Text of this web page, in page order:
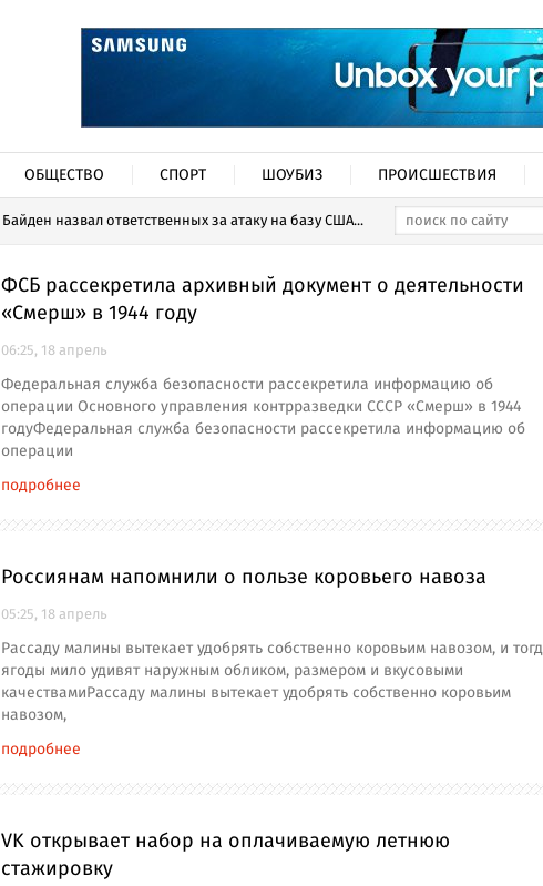
ОБЩЕСТВО СПОРТ ШОУБИЗ ПРОИСШЕСТВИЯ
Байден назвал ответственных за атаку на базу США...
ФСБ рассекретила архивный документ о деятельности
«Смерш» в 1944 году
06:25, 18 апрель
Федеральная служба безопасности рассекретила информацию об
операции Основного управления контрразведки СССР «Смерш» в 1944
годуФедеральная служба безопасности рассекретила информацию об
операции
подробнее
Россиянам напомнили о пользе коровьего навоза
05:25, 18 апрель
Рассаду малины вытекает удобрять собственно коровьим навозом, и
ягоды мило удивят наружным обликом, размером и вкусовыми
качествамиРассаду малины вытекает удобрять собственно коровьим
навозом,
подробнее
VK открывает набор на оплачиваемую летнюю
стажировку